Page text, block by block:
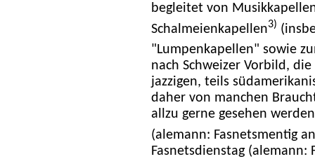
begleitet von
Schalmeienkapellen3)
"Lumpenkapellen" sowie
nach Schweizer Vorbild,
jazzigen, teils
daher von manchen
allzu gerne gesehen
(alemann: Fasnetsmentig
Fasnetsdienstag (alemann: